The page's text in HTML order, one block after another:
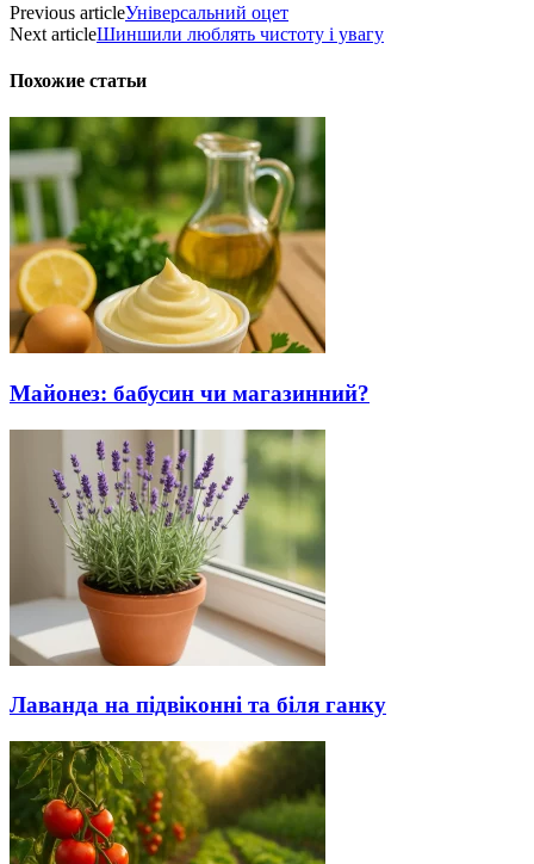
Previous articleУніверсальний оцет
Next articleШиншили люблять чистоту і увагу
Похожие статьи
Майонез: бабусин чи магазинний?
Лаванда на підвіконні та біля ганку